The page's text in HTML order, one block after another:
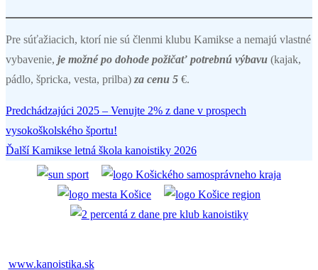
Pre súťažiacich, ktorí nie sú členmi klubu Kamikse a nemajú vlastné
vybavenie, je možné po dohode požičať potrebnú výbavu (kajak,
pádlo, špricka, vesta, prilba) za cenu 5 €.
Navigácia
v
článku
Predchádzajúci Predchádzajúci
článok:
2025 – Venujte 2% z dane v prospech
vysokoškolského športu!
Ďalší Ďalší
článok:
Kamikse letná škola kanoistiky 2026
www.kanoistika.sk